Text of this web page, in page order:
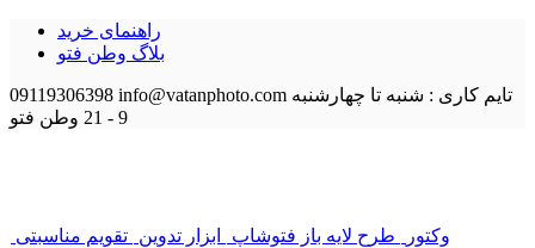
راهنمای خرید
بلاگ وطن فتو
09119306398 info@vatanphoto.com تایم کاری : شنبه تا چهارشنبه
9 - 21
وطن فتو
وکتور طرح لایه باز فتوشاپ ابزار تدوین تقویم مناسبتی